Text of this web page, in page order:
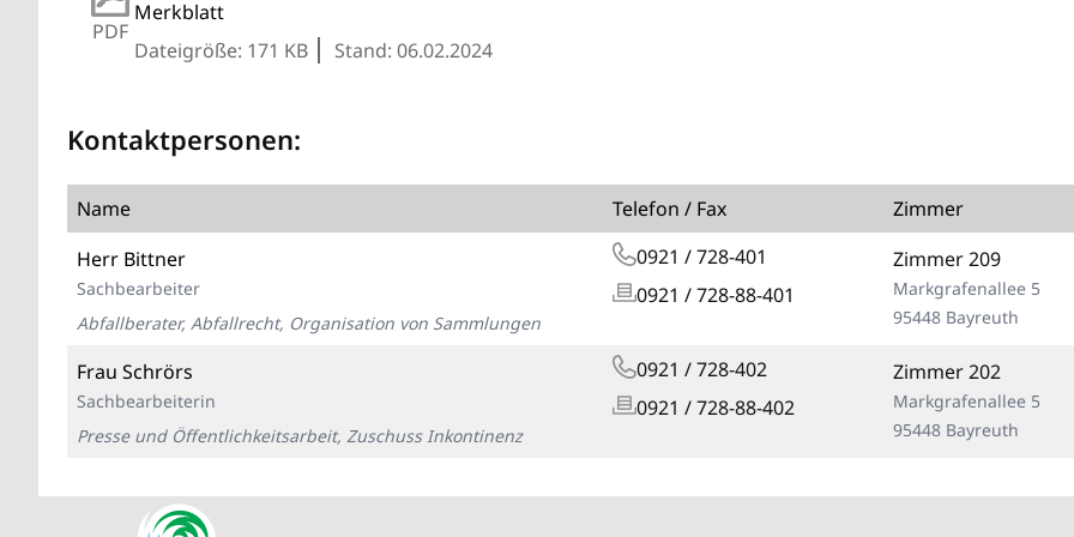
PDF
Merkblatt
Dateigröße: 171 KB
Stand: 06.02.2024
Kontaktpersonen:
Name Telefon / Fax Zimmer
Herr Bittner
Sachbearbeiter
Abfallberater, Abfallrecht, Organisation von Sammlungen
0921 / 728-401
0921 / 728-88-401
Zimmer 209
Markgrafenallee 5
95448 Bayreuth
Frau Schrörs
Sachbearbeiterin
Presse und Öffentlichkeitsarbeit, Zuschuss Inkontinenz
0921 / 728-402
0921 / 728-88-402
Zimmer 202
Markgrafenallee 5
95448 Bayreuth